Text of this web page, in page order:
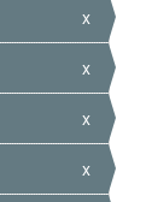
x
x
x
x